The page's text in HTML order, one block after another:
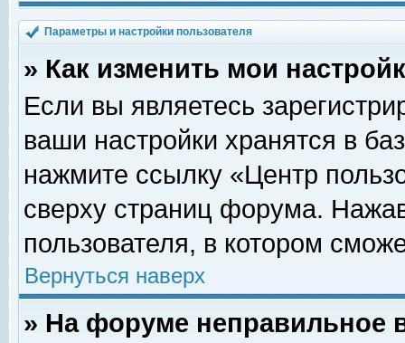
Параметры и настройки пользователя
» Как изменить мои
Если вы являетесь
ваши настройки хранятся в
нажмите ссылку «Центр
сверху страниц форума.
пользователя, в котором
Вернуться наверх
» На форуме неправильное